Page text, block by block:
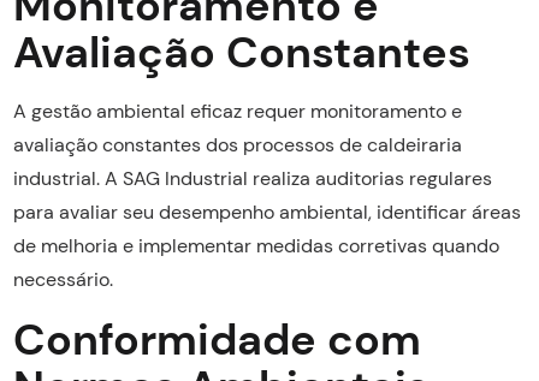
Avaliação Constantes
A gestão ambiental eficaz requer monitoramento e
avaliação constantes dos processos de caldeiraria
industrial. A SAG Industrial realiza auditorias regulares
para avaliar seu desempenho ambiental, identificar áreas
de melhoria e implementar medidas corretivas quando
necessário.
Conformidade com